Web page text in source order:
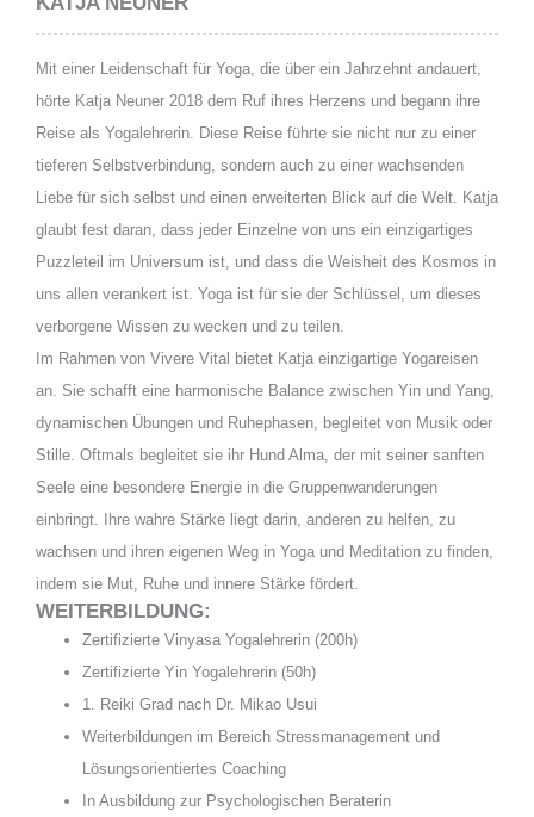
Mit einer Leidenschaft für Yoga, die über ein Jahrzehnt andauert,
hörte Katja Neuner 2018 dem Ruf ihres Herzens und begann ihre
Reise als Yogalehrerin. Diese Reise führte sie nicht nur zu einer
tieferen Selbstverbindung, sondern auch zu einer wachsenden
Liebe für sich selbst und einen erweiterten Blick auf die Welt. Katja
glaubt fest daran, dass jeder Einzelne von uns ein einzigartiges
Puzzleteil im Universum ist, und dass die Weisheit des Kosmos in
uns allen verankert ist. Yoga ist für sie der Schlüssel, um dieses
verborgene Wissen zu wecken und zu teilen.
Im Rahmen von Vivere Vital bietet Katja einzigartige Yogareisen
an. Sie schafft eine harmonische Balance zwischen Yin und Yang,
dynamischen Übungen und Ruhephasen, begleitet von Musik oder
Stille. Oftmals begleitet sie ihr Hund Alma, der mit seiner sanften
Seele eine besondere Energie in die Gruppenwanderungen
einbringt. Ihre wahre Stärke liegt darin, anderen zu helfen, zu
wachsen und ihren eigenen Weg in Yoga und Meditation zu finden,
indem sie Mut, Ruhe und innere Stärke fördert.
WEITERBILDUNG:
Zertifizierte Vinyasa Yogalehrerin (200h)
Zertifizierte Yin Yogalehrerin (50h)
1. Reiki Grad nach Dr. Mikao Usui
Weiterbildungen im Bereich Stressmanagement und
Lösungsorientiertes Coaching
In Ausbildung zur Psychologischen Beraterin